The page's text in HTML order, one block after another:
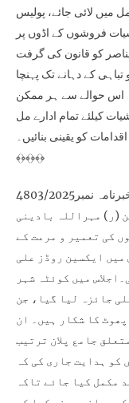
لائی جائے، پولیس
فروشوں کے اڈوں پر
کو قانون کی گرفت
کے دہانے تک پہنچا
اس حوالے سے ہر ممکن
کیلئے تمام ادارے مل
کو یقینی بنائیں۔
﴾﴿﴾﴿﴾﴿
نمبر4803/2025
(ر) مہراللہ بادینی
کی تعمیر و مرمت کے
میں ایکسین روڈز علی
میں کوئٹہ شہر
جائزہ لیا گیا، جن
کا شکار ہیں۔ ان
جامع پلان ترتیب
کو ہدایت جاری کی کہ
مکمل کیا جائے تاکہ